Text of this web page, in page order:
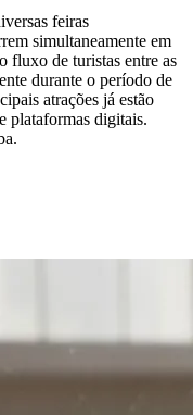
feiras
simultaneamente em
fluxo de turistas entre as
durante o período de
atrações já estão
plataformas digitais.